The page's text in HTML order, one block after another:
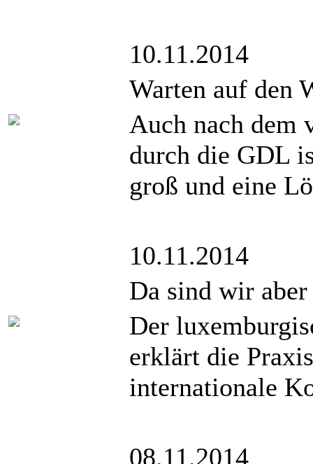
10.11.2014
Warten auf den
Auch nach dem
durch die GDL
groß und eine
10.11.2014
Da sind wir
Der
erklärt die
internationale
08.11.2014